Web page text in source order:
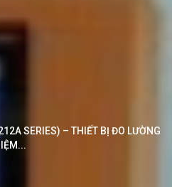
SERIES) – THIẾT BỊ ĐO LƯỜNG